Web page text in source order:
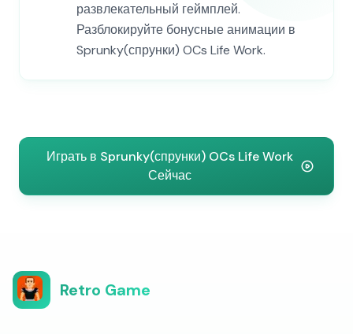
развлекательный геймплей.
Разблокируйте бонусные анимации в
Sprunky(спрунки) OCs Life Work.
Играть в Sprunky(спрунки) OCs Life Work
Сейчас
Retro Game